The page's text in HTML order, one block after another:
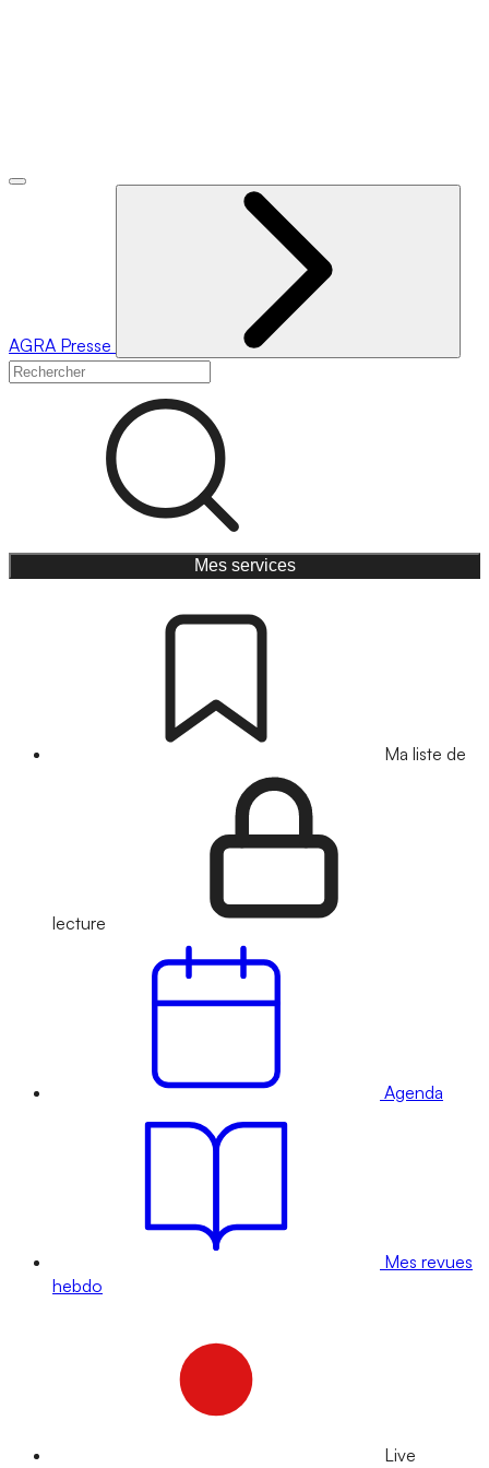
AGRA Presse
Mes services
Ma liste de
lecture
Agenda
Mes revues
hebdo
Live